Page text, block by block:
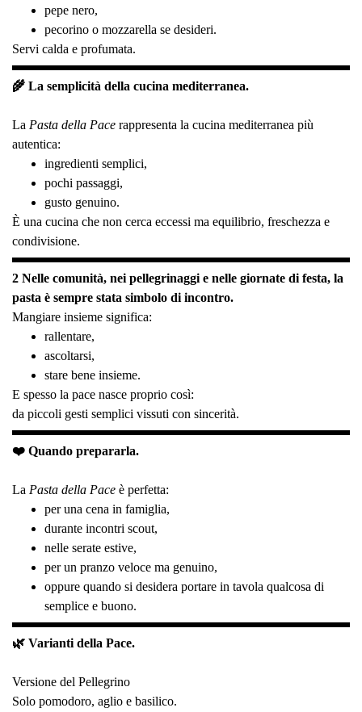
pepe nero,
pecorino o mozzarella se desideri.
Servi calda e profumata.
🌾 La semplicità della cucina mediterranea.
La Pasta della Pace rappresenta la cucina mediterranea più
autentica:
ingredienti semplici,
pochi passaggi,
gusto genuino.
È una cucina che non cerca eccessi ma equilibrio, freschezza e
condivisione.
2 Nelle comunità, nei pellegrinaggi e nelle giornate di festa, la
pasta è sempre stata simbolo di incontro.
Mangiare insieme significa:
rallentare,
ascoltarsi,
stare bene insieme.
E spesso la pace nasce proprio così:
da piccoli gesti semplici vissuti con sincerità.
❤️ Quando prepararla.
La Pasta della Pace è perfetta:
per una cena in famiglia,
durante incontri scout,
nelle serate estive,
per un pranzo veloce ma genuino,
oppure quando si desidera portare in tavola qualcosa di
semplice e buono.
🌿 Varianti della Pace.
Versione del Pellegrino
Solo pomodoro, aglio e basilico.